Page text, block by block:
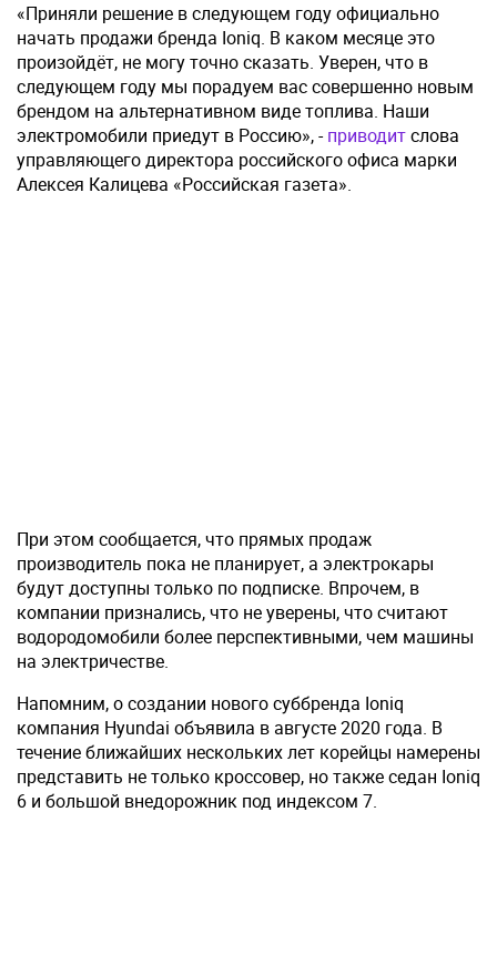
«Приняли решение в следующем году официально
начать продажи бренда Ioniq. В каком месяце это
произойдёт, не могу точно сказать. Уверен, что в
следующем году мы порадуем вас совершенно новым
брендом на альтернативном виде топлива. Наши
электромобили приедут в Россию», -приводитслова
управляющего директора российского офиса марки
Алексея Калицева «Российская газета».
При этом сообщается, что прямых продаж
производитель пока не планирует, а электрокары
будут доступны только по подписке. Впрочем, в
компании признались, что не уверены, что считают
водородомобили более перспективными, чем машины
на электричестве.
Напомним, о создании нового суббренда Ioniq
компания Hyundai объявила в августе 2020 года. В
течение ближайших нескольких лет корейцы намерены
представить не только кроссовер, но также седан Ioniq
6 и большой внедорожник под индексом 7.